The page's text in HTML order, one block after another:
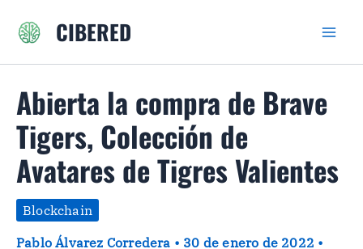
CIBERED
Abierta la compra de Brave
Tigers, Colección de
Avatares de Tigres Valientes
Blockchain
Pablo Álvarez Corredera • 30 de enero de 2022 •